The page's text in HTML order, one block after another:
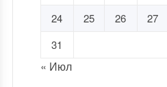
24
25 26 27
31
« Июл